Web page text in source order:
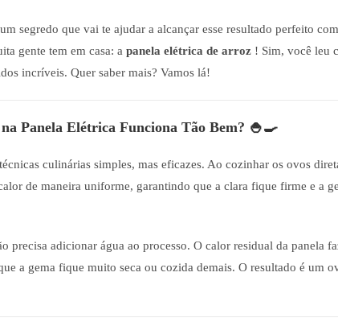
segredo que vai te ajudar a alcançar esse resultado perfeito
gente tem em casa: a panela elétrica de arroz ! Sim, você leu
incríveis. Quer saber mais? Vamos lá!
Panela Elétrica Funciona Tão Bem? 🍚🍳
culinárias simples, mas eficazes. Ao cozinhar os ovos
de maneira uniforme, garantindo que a clara fique firme e a
precisa adicionar água ao processo. O calor residual da panela
a gema fique muito seca ou cozida demais. O resultado é um